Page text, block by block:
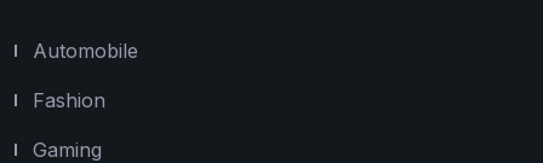
Automobile
Fashion
Gaming